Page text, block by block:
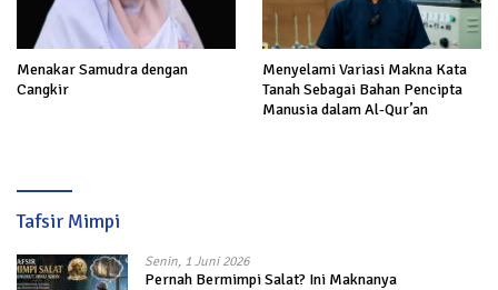
Menakar Samudra dengan
Cangkir
Menyelami Variasi Makna Kata
Tanah Sebagai Bahan Pencipta
Manusia dalam Al-Qur’an
Tafsir Mimpi
Senin, 1 Juni 2026
Pernah Bermimpi Salat? Ini Maknanya